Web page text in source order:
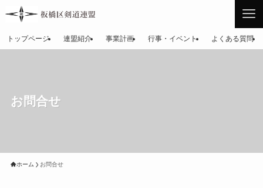
トップページ 連盟紹介 事業計画 行事・イベント よくある質問
お問合せ
ホーム お問合せ